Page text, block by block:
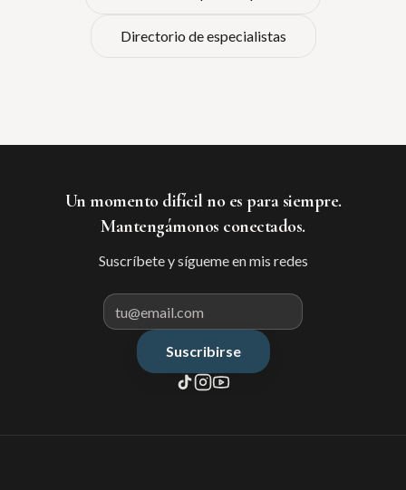
Directorio de especialistas
Un momento difícil no es para siempre.
Mantengámonos conectados.
Suscríbete y sígueme en mis redes
Correo electrónico para
Suscribirse